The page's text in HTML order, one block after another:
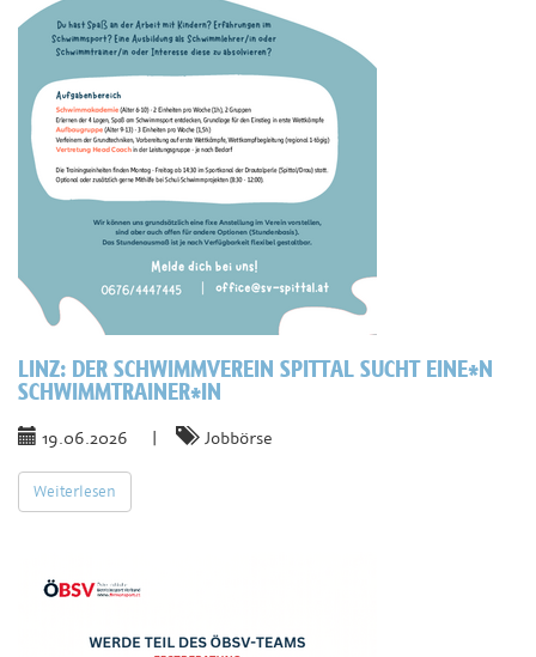
LINZ: DER SCHWIMMVEREIN SPITTAL SUCHT EINE*N
SCHWIMMTRAINER*IN
19.06.2026 | Jobbörse
Weiterlesen